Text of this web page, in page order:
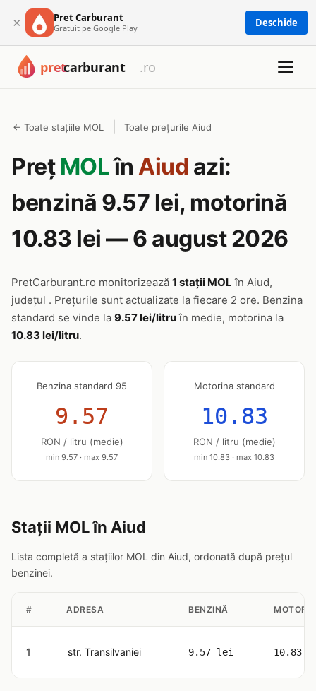
× Pret Carburant
Gratuit pe Google Play Deschide
← Toate stațiile MOL Toate prețurile Aiud
Preț MOLîn Aiud azi:
benzină 9.57 lei, motorină
10.83 lei — 6 august 2026
PretCarburant.ro monitorizează 1 stații MOL în Aiud,
județul . Prețurile sunt actualizate la fiecare 2 ore. Benzina
standard se vinde la 9.57 lei/litruîn medie, motorina la
10.83 lei/litru.
Benzina standard 95
9.57
RON / litru (medie)
min 9.57 · max 9.57
Motorina standard
10.83
RON / litru (medie)
min 10.83 · max 10.83
Stații MOL în Aiud
Lista completă a stațiilor MOL din Aiud, ordonată după prețul
benzinei.
# ADRESA BENZINĂ
1 str. Transilvaniei 9.57 lei 10.83